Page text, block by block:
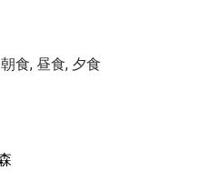
朝食, 昼食, 夕食